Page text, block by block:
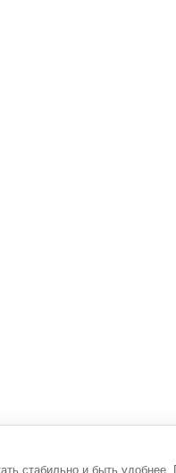
стабильно и быть